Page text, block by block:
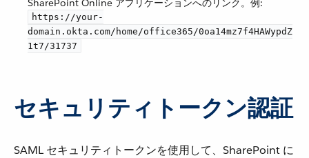
SharePoint Online アプリケーションへのリンク。例:
https://your-
domain.okta.com/home/office365/0oa14mz7f4HAWypdZ
1t7/31737
セキュリティトークン認証
SAML セキュリティトークンを使用して、SharePoint に